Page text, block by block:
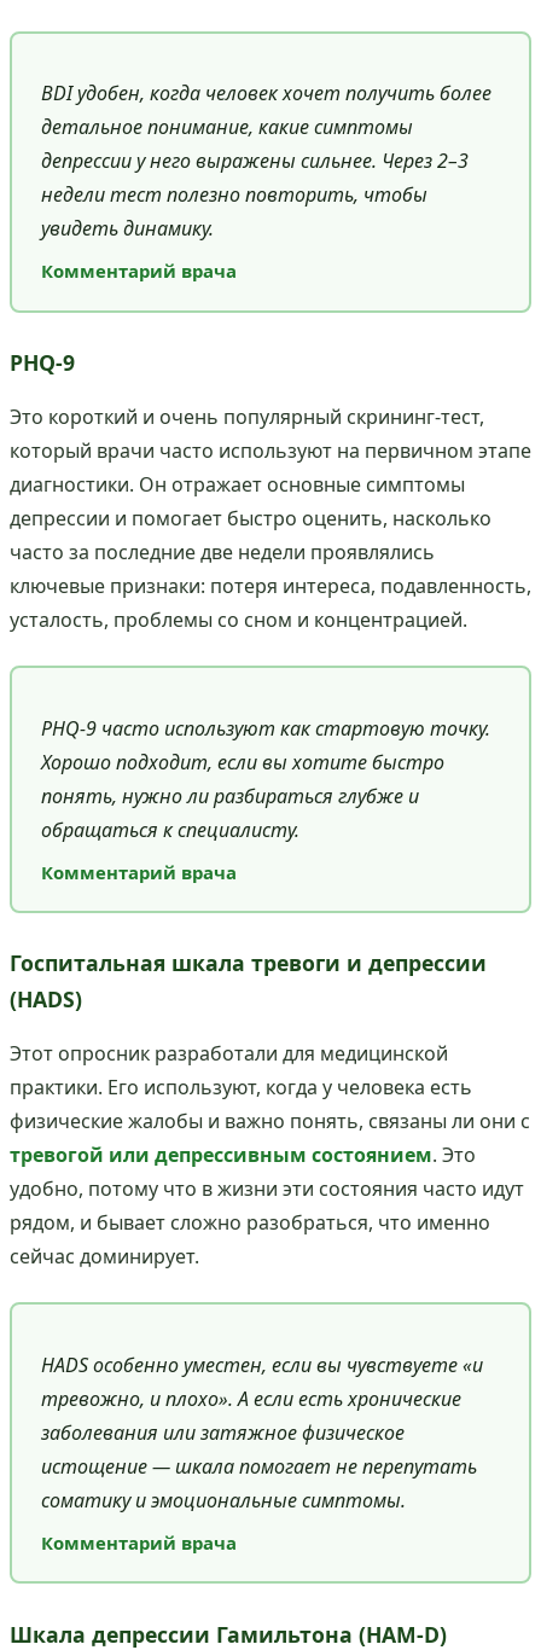
BDI удобен, когда человек хочет получить более
детальное понимание, какие симптомы
депрессии у него выражены сильнее. Через 2–3
недели тест полезно повторить, чтобы
увидеть динамику.
Комментарий врача
PHQ-9
Это короткий и очень популярный скрининг-тест,
который врачи часто используют на первичном этапе
диагностики. Он отражает основные симптомы
депрессии и помогает быстро оценить, насколько
часто за последние две недели проявлялись
ключевые признаки: потеря интереса, подавленность,
усталость, проблемы со сном и концентрацией.
PHQ-9 часто используют как стартовую точку.
Хорошо подходит, если вы хотите быстро
понять, нужно ли разбираться глубже и
обращаться к специалисту.
Комментарий врача
Госпитальная шкала тревоги и депрессии
(HADS)
Этот опросник разработали для медицинской
практики. Его используют, когда у человека есть
физические жалобы и важно понять, связаны ли они с
тревогой или депрессивным состоянием. Это
удобно, потому что в жизни эти состояния часто идут
рядом, и бывает сложно разобраться, что именно
сейчас доминирует.
HADS особенно уместен, если вы чувствуете «и
тревожно, и плохо». А если есть хронические
заболевания или затяжное физическое
истощение — шкала помогает не перепутать
соматику и эмоциональные симптомы.
Комментарий врача
Шкала депрессии Гамильтона (HAM-D)